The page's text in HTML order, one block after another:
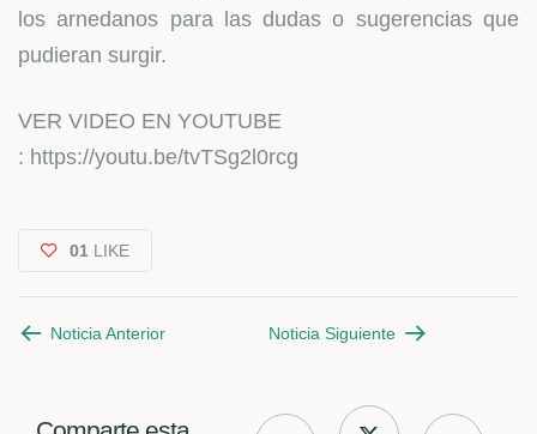
los arnedanos para las dudas o sugerencias que
pudieran surgir.
VER VIDEO EN YOUTUBE
: https://youtu.be/tvTSg2l0rcg
01 LIKE
Noticia Anterior Noticia Siguiente